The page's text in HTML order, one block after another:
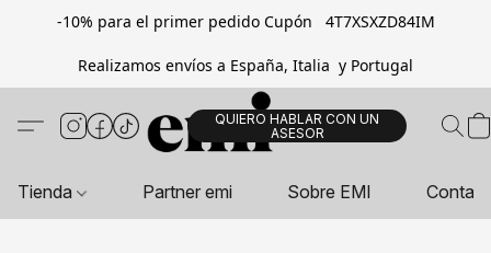
-10% para el primer pedido Cupón 4T7XSXZD84IM
Realizamos envíos a España, Italia y Portugal
QUIERO HABLAR CON UN
ASESOR
Tienda Partner emi Sobre EMI